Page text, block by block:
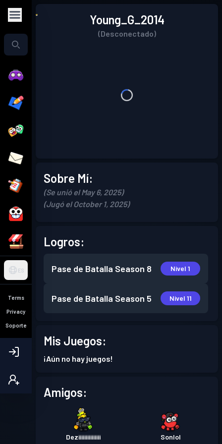
ES
Terms
Privacy
Soporte
Young_G_2014
(Desconectado)
Sobre Mí:
(Se unió el May 6, 2025)
(Jugó el October 1, 2025)
Logros:
Pase de Batalla Season 8 Nivel 1
Pase de Batalla Season 5 Nivel 11
Mis Juegos:
¡Aún no hay juegos!
Amigos:
Deziiiiiiiiiiiiiii Sonlol